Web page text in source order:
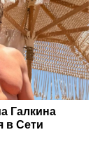
Галкина
в Сети